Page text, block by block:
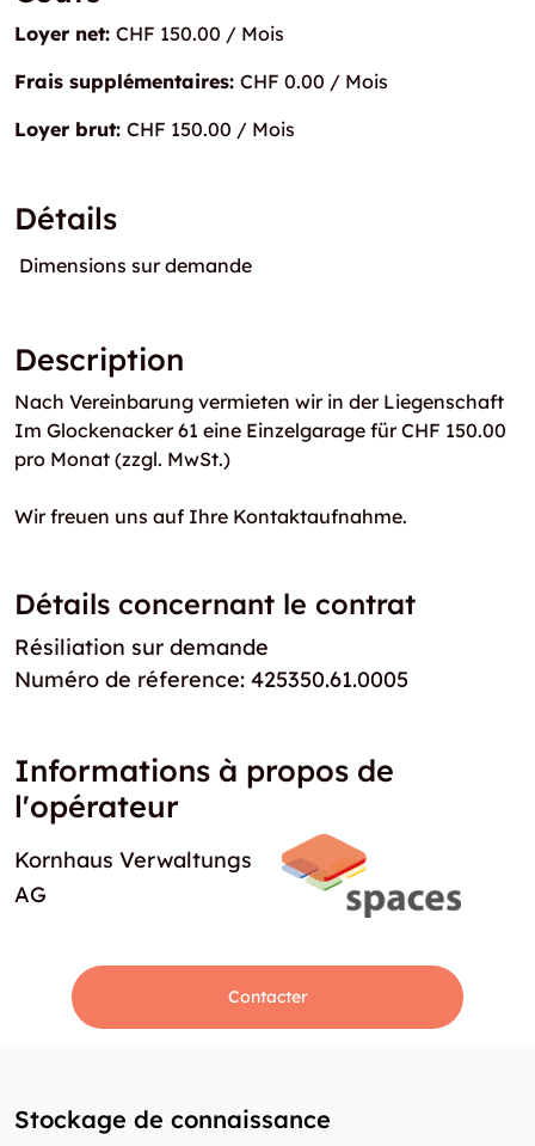
Loyer net: CHF 150.00 / Mois
Frais supplémentaires: CHF 0.00 / Mois
Loyer brut: CHF 150.00 / Mois
Détails
Dimensions sur demande
Description
Nach Vereinbarung vermieten wir in der Liegenschaft
Im Glockenacker 61 eine Einzelgarage für CHF 150.00
pro Monat (zzgl. MwSt.)
Wir freuen uns auf Ihre Kontaktaufnahme.
Détails concernant le contrat
Résiliation sur demande
Numéro de réference: 425350.61.0005
Informations à propos de
l'opérateur
Kornhaus Verwaltungs
AG
Contacter
Stockage de connaissance